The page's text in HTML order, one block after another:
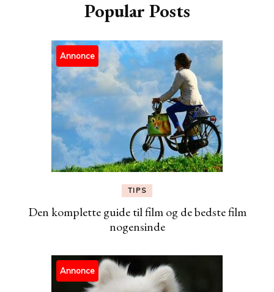
Popular Posts
Annonce
TIPS
Den komplette guide til film og de bedste film
nogensinde
Annonce